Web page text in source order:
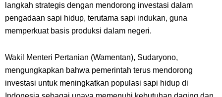
langkah strategis dengan mendorong investasi dalam
pengadaan sapi hidup, terutama sapi indukan, guna
memperkuat basis produksi dalam negeri.
Wakil Menteri Pertanian (Wamentan), Sudaryono,
mengungkapkan bahwa pemerintah terus mendorong
investasi untuk meningkatkan populasi sapi hidup di